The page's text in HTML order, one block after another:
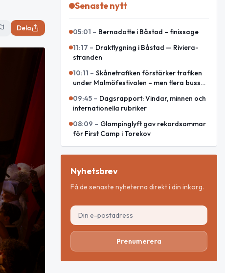
Dela
Senaste nytt
05:01 – Bernadotte i Båstad – finissage
11:17 – Drakflygning i Båstad — Riviera-
stranden
10:11 – Skånetrafiken förstärker trafiken
under Malmöfestivalen – men flera bussar
09:45 – Dagsrapport: Vindar, minnen och
internationella rubriker
08:09 – Glampinglyft gav rekordsommar
för First Camp i Torekov
Nyhetsbrev
Få de senaste nyheterna direkt i din inkorg.
Prenumerera